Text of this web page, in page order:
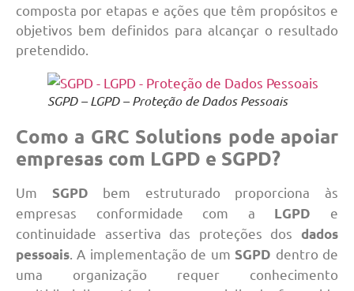
composta por etapas e ações que têm propósitos e
objetivos bem definidos para alcançar o resultado
pretendido.
SGPD – LGPD – Proteção de Dados Pessoais
Como a GRC Solutions pode apoiar
empresas com LGPD e SGPD?
Um SGPD bem estruturado proporciona às
empresas conformidade com a LGPD e
continuidade assertiva das proteções dos dados
pessoais . A implementação de um SGPD dentro de
uma organização requer conhecimento